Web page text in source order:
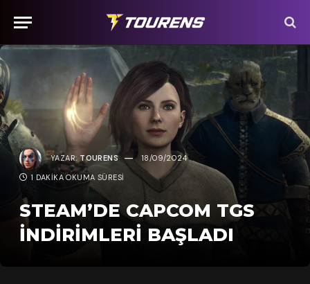
YAZAR: TOURENS 18/09/2024
1 DAKIKA OKUMA SÜRESI
STEAM’DE CAPCOM TGS
İNDIRIMLERI BAŞLADI